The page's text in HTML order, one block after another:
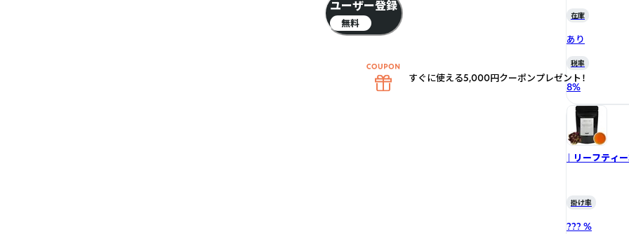
在庫
あり
税率
8%
｜ リーフティ
掛け率
??? %
ユーザー登録
無料
すぐに使える5,000円クーポンプレゼント！